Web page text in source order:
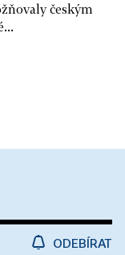
českým
ODEBÍRAT